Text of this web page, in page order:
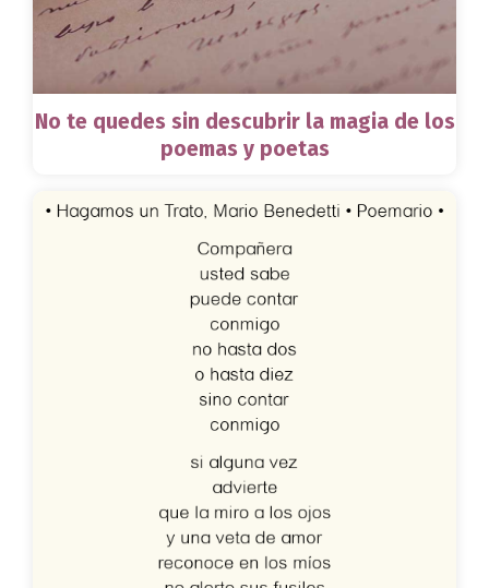
No te quedes sin descubrir la magia de los
poemas y poetas